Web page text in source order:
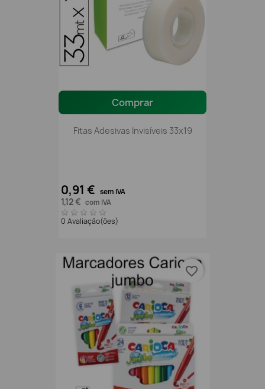
Comprar
Fitas Adesivas Invisíveis 33x19
0,91 € sem IVA
1,12 € com IVA
0 Avaliação(ões)
favorite_border